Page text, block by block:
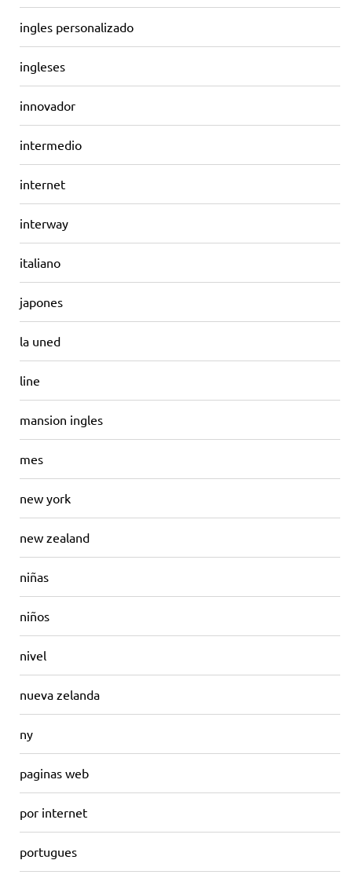
ingles personalizado
ingleses
innovador
intermedio
internet
interway
italiano
japones
la uned
line
mansion ingles
mes
new york
new zealand
niñas
niños
nivel
nueva zelanda
ny
paginas web
por internet
portugues